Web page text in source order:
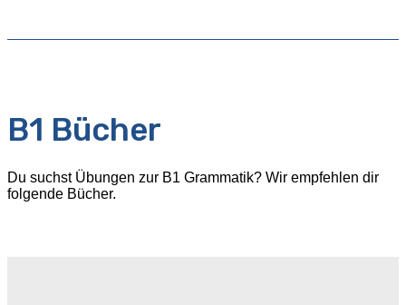
B1 Bücher
Du suchst Übungen zur B1 Grammatik? Wir empfehlen dir
folgende Bücher.